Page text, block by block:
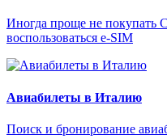
Иногда проще не покупать
воспользоваться e-SIM
Авиабилеты в Италию
Поиск и бронирование